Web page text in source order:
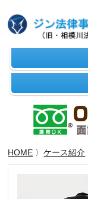
HOME 〉ケース紹介